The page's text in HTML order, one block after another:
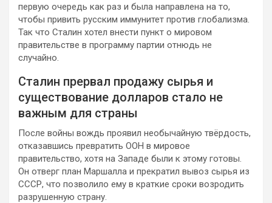
первую очередь как раз и была направлена на то,
чтобы привить русским иммунитет против глобализма.
Так что Сталин хотел внести пункт о мировом
правительстве в программу партии отнюдь не
случайно.
Сталин прервал продажу сырья и
существование долларов стало не
важным для страны
После войны вождь проявил необычайную твёрдость,
отказавшись превратить ООН в мировое
правительство, хотя на Западе были к этому готовы.
Он отверг план Маршалла и прекратил вывоз сырья из
СССР, что позволило ему в краткие сроки возродить
разрушенную страну.